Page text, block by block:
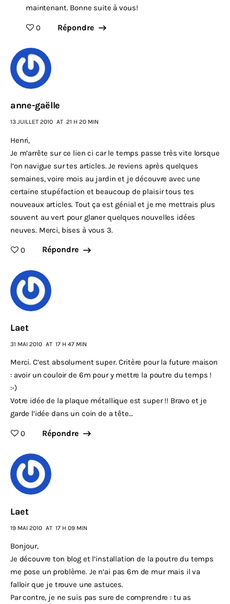
maintenant. Bonne suite à vous!
0 Répondre
anne-gaëlle
13 JUILLET 2010 AT 21 H 20 MIN
Henri,
Je m’arrête sur ce lien ci car le temps passe très vite lorsque
l’on navigue sur tes articles. Je reviens après quelques
semaines, voire mois au jardin et je découvre avec une
certaine stupéfaction et beaucoup de plaisir tous tes
nouveaux articles. Tout ça est génial et je me mettrais plus
souvent au vert pour glaner quelques nouvelles idées
neuves. Merci, bises à vous 3.
0 Répondre
Laet
31 MAI 2010 AT 17 H 47 MIN
Merci. C’est absolument super. Critère pour la future maison
: avoir un couloir de 6m pour y mettre la poutre du temps !
:-)
Votre idée de la plaque métallique est super !! Bravo et je
garde l’idée dans un coin de a tête…
0 Répondre
Laet
19 MAI 2010 AT 17 H 09 MIN
Bonjour,
Je découvre ton blog et l’installation de la poutre du temps
me pose un problème. Je n’ai pas 6m de mur mais il va
falloir que je trouve une astuces.
Par contre, je ne suis pas sure de comprendre : tu as